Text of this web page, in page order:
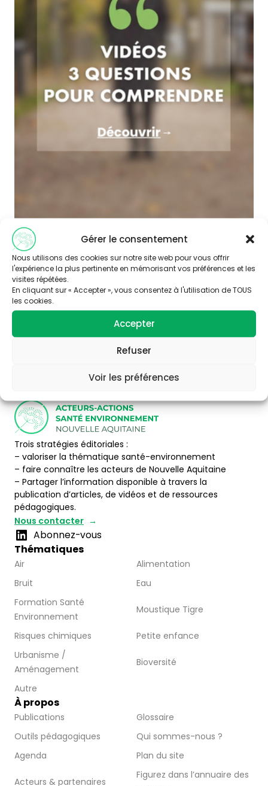
Gérer le consentement
Nous utilisons des cookies sur notre site web pour vous offrir
l'expérience la plus pertinente en mémorisant vos préférences et les
visites répétées.
En cliquant sur « Accepter », vous consentez à l'utilisation de TOUS
les cookies.
Accepter
Refuser
Voir les préférences
Trois stratégies éditoriales :
– valoriser la thématique santé-environnement
– faire connaître les acteurs de Nouvelle Aquitaine
– Partager l’information disponible à travers la
publication d’articles, de vidéos et de ressources
pédagogiques.
Nous contacter
Abonnez-vous
Thématiques
Air
Alimentation
Bruit
Eau
Formation Santé
Environnement
Moustique Tigre
Risques chimiques
Petite enfance
Urbanisme /
Aménagement
Bioversité
Autre
À propos
Publications
Glossaire
Outils pédagogiques
Qui sommes-nous ?
Agenda
Plan du site
Acteurs & partenaires
Figurez dans l’annuaire des